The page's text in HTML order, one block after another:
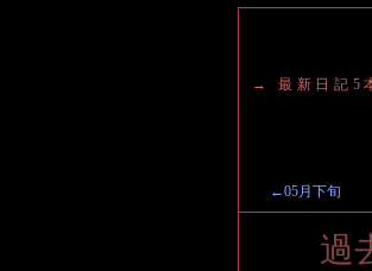
→ 最新日記5
←05月下旬
過